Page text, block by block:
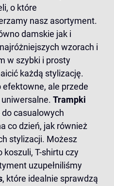
o które
nasz asortyment.
damskie jak i
wzorach i
w szybki i prosty
każdą stylizację.
efektowne, ale przede
Trampki
casualowych
co dzień, jak również
stylizacji. Możesz
koszuli, T-shirtu czy
uzupełniliśmy
, które idealnie sprawdzą